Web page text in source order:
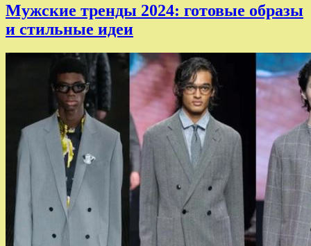
Мужские тренды 2024: готовые образы
и стильные идеи